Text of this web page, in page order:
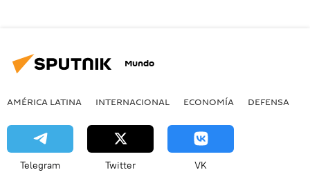
Mundo
AMÉRICA LATINA INTERNACIONAL ECONOMÍA DEFENSA
Telegram Twitter VK